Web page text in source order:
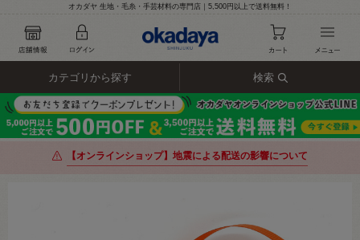
オカダヤ 生地・毛糸・手芸材料の専門店｜5,500円以上で送料無料！
カテゴリから探す 検索
【オンラインショップ】地震による配送の影響について